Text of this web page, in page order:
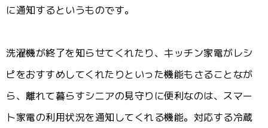
に通知するというものです。
洗濯機が終了を知らせてくれたり、キッチン家電がレシ
ピをおすすめしてくれたりといった機能もさることなが
ら、離れて暮らすシニアの見守りに便利なのは、スマー
ト家電の利用状況を通知してくれる機能。対応する冷蔵